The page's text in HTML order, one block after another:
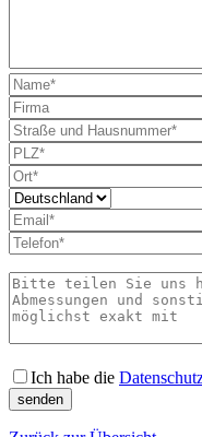
Ich habe die